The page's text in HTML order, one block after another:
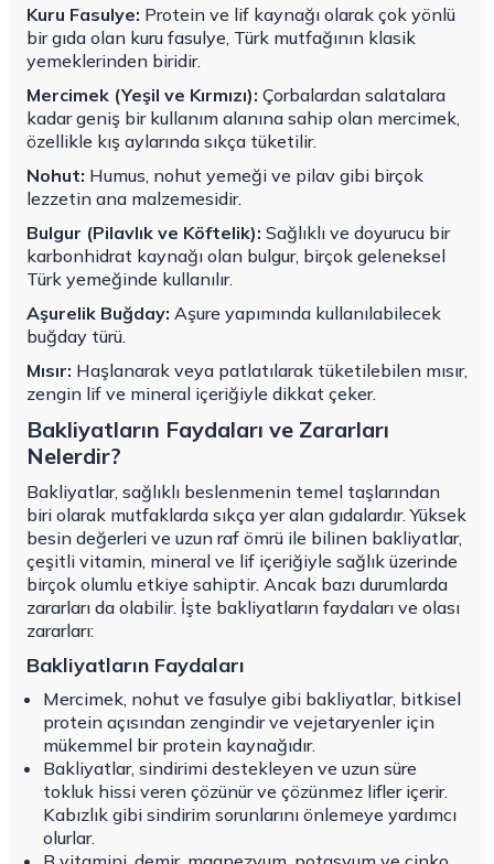
Kuru Fasulye: Protein ve lif kaynağı olarak çok yönlü
bir gıda olan kuru fasulye, Türk mutfağının klasik
yemeklerinden biridir.
Mercimek (Yeşil ve Kırmızı): Çorbalardan salatalara
kadar geniş bir kullanım alanına sahip olan mercimek,
özellikle kış aylarında sıkça tüketilir.
Nohut: Humus, nohut yemeği ve pilav gibi birçok
lezzetin ana malzemesidir.
Bulgur (Pilavlık ve Köftelik): Sağlıklı ve doyurucu bir
karbonhidrat kaynağı olan bulgur, birçok geleneksel
Türk yemeğinde kullanılır.
Aşurelik Buğday: Aşure yapımında kullanılabilecek
buğday türü.
Mısır: Haşlanarak veya patlatılarak tüketilebilen mısır,
zengin lif ve mineral içeriğiyle dikkat çeker.
Bakliyatların Faydaları ve Zararları
Nelerdir?
Bakliyatlar, sağlıklı beslenmenin temel taşlarından
biri olarak mutfaklarda sıkça yer alan gıdalardır. Yüksek
besin değerleri ve uzun raf ömrü ile bilinen bakliyatlar,
çeşitli vitamin, mineral ve lif içeriğiyle sağlık üzerinde
birçok olumlu etkiye sahiptir. Ancak bazı durumlarda
zararları da olabilir. İşte bakliyatların faydaları ve olası
zararları:
Bakliyatların Faydaları
Mercimek, nohut ve fasulye gibi bakliyatlar, bitkisel
protein açısından zengindir ve vejetaryenler için
mükemmel bir protein kaynağıdır.
Bakliyatlar, sindirimi destekleyen ve uzun süre
tokluk hissi veren çözünür ve çözünmez lifler içerir.
Kabızlık gibi sindirim sorunlarını önlemeye yardımcı
olurlar.